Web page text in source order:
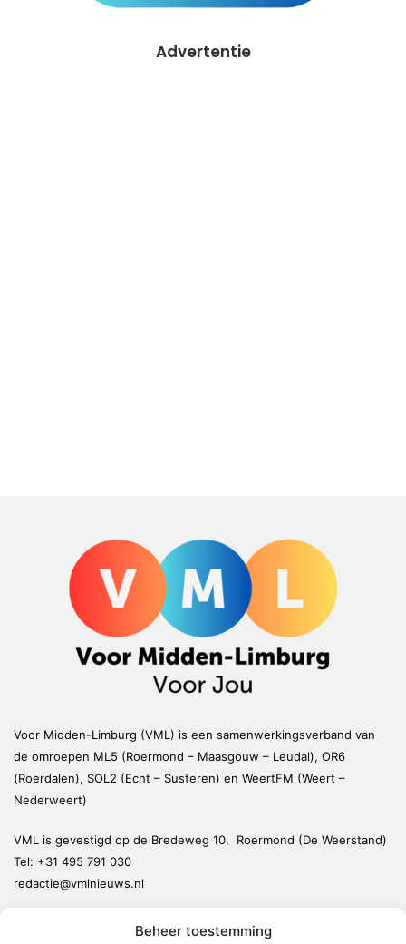
Beheer toestemming
Advertentie
Voor Midden-Limburg (VML) is een samenwerkingsverband van
de omroepen ML5 (Roermond – Maasgouw – Leudal), OR6
(Roerdalen), SOL2 (Echt – Susteren) en WeertFM (Weert –
Nederweert)
VML is gevestigd op de Bredeweg 10, Roermond (De Weerstand)
Tel: +31 495 791 030
redactie@vmlnieuws.nl